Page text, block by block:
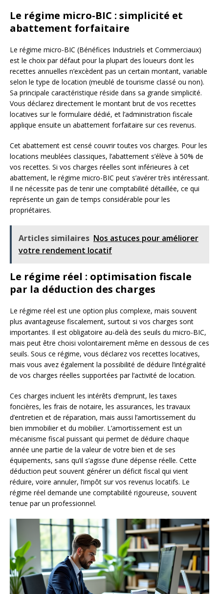
Le régime micro-BIC : simplicité et
abattement forfaitaire
Le régime micro-BIC (Bénéfices Industriels et Commerciaux)
est le choix par défaut pour la plupart des loueurs dont les
recettes annuelles n’excèdent pas un certain montant, variable
selon le type de location (meublé de tourisme classé ou non).
Sa principale caractéristique réside dans sa grande simplicité.
Vous déclarez directement le montant brut de vos recettes
locatives sur le formulaire dédié, et l’administration fiscale
applique ensuite un abattement forfaitaire sur ces revenus.
Cet abattement est censé couvrir toutes vos charges. Pour les
locations meublées classiques, l’abattement s’élève à 50% de
vos recettes. Si vos charges réelles sont inférieures à cet
abattement, le régime micro-BIC peut s’avérer très intéressant.
Il ne nécessite pas de tenir une comptabilité détaillée, ce qui
représente un gain de temps considérable pour les
propriétaires.
Articles similaires Nos astuces pour améliorer
votre rendement locatif
Le régime réel : optimisation fiscale
par la déduction des charges
Le régime réel est une option plus complexe, mais souvent
plus avantageuse fiscalement, surtout si vos charges sont
importantes. Il est obligatoire au-delà des seuils du micro-BIC,
mais peut être choisi volontairement même en dessous de ces
seuils. Sous ce régime, vous déclarez vos recettes locatives,
mais vous avez également la possibilité de déduire l’intégralité
de vos charges réelles supportées par l’activité de location.
Ces charges incluent les intérêts d’emprunt, les taxes
foncières, les frais de notaire, les assurances, les travaux
d’entretien et de réparation, mais aussi l’amortissement du
bien immobilier et du mobilier. L’amortissement est un
mécanisme fiscal puissant qui permet de déduire chaque
année une partie de la valeur de votre bien et de ses
équipements, sans qu’il s’agisse d’une dépense réelle. Cette
déduction peut souvent générer un déficit fiscal qui vient
réduire, voire annuler, l’impôt sur vos revenus locatifs. Le
régime réel demande une comptabilité rigoureuse, souvent
tenue par un professionnel.